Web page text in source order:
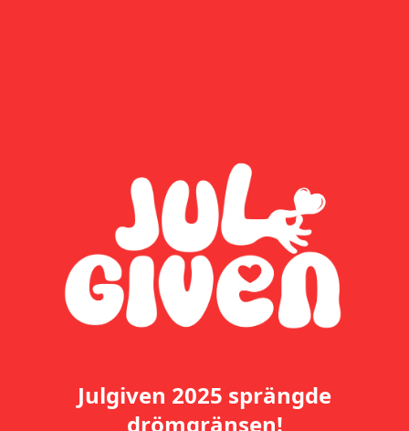
Julgiven 2025 sprängde
drömgränsen!